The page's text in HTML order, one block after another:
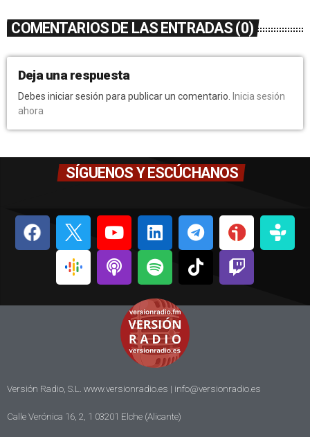
COMENTARIOS DE LAS ENTRADAS (0)
Deja una respuesta
Debes iniciar sesión para publicar un comentario.
Inicia sesión
ahora
SÍGUENOS Y ESCÚCHANOS
Versión Radio, S.L. www.versionradio.es | info@versionradio.es
Calle Verónica 16, 2, 1 03201 Elche (Alicante)